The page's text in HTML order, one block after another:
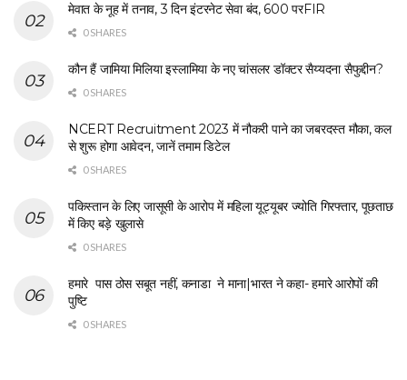
मेवात के नूह में तनाव, 3 दिन इंटरनेट सेवा बंद, 600 परFIR
0 SHARES
कौन हैं जामिया मिलिया इस्लामिया के नए चांसलर डॉक्टर सैय्यदना सैफुद्दीन?
0 SHARES
NCERT Recruitment 2023 में नौकरी पाने का जबरदस्त मौका, कल
से शुरू होगा आवेदन, जानें तमाम डिटेल
0 SHARES
पकिस्तान के लिए जासूसी के आरोप में महिला यूट्यूबर ज्योति गिरफ्तार, पूछताछ
में किए बड़े खुलासे
0 SHARES
हमारे पास ठोस सबूत नहीं, कनाडा ने माना|भारत ने कहा- हमारे आरोपों की
पुष्टि
0 SHARES